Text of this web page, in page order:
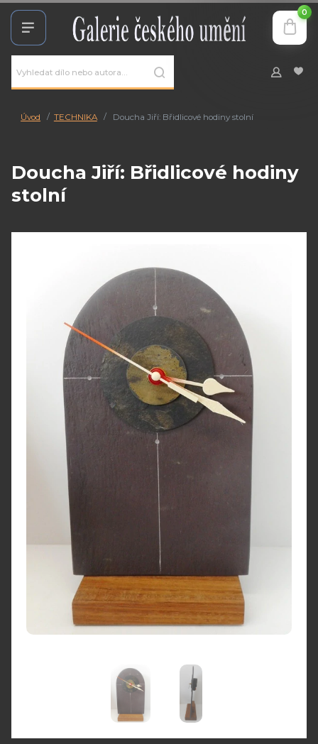
0
Úvod TECHNIKA Doucha Jiří: Břidlicové hodiny stolní
Doucha Jiří: Břidlicové hodiny
stolní